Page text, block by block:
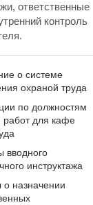
ответственные
контроль
о системе
охраной труда
по должностям
работ для кафе
вводного
инструктажа
о назначении